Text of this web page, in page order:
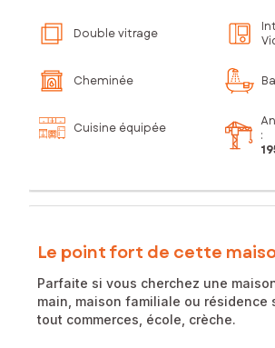
Double vitrage
Cheminée
Cuisine équipée
:
Le point fort de cette
Parfaite si vous cherchez une
main, maison familiale ou résidence
tout commerces, école, crèche.